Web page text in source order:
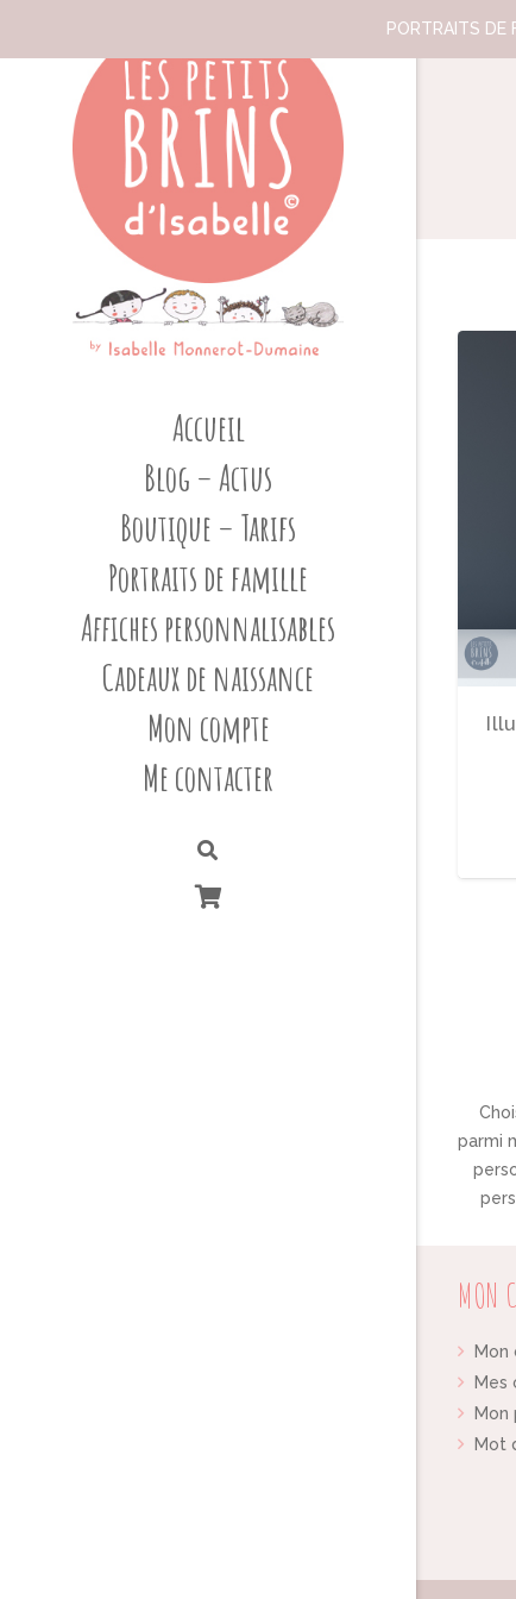
Accueil
Blog – Actus
Boutique – Tarifs
Portraits de famille
Affiches personnalisables
Cadeaux de naissance
Mon compte
Me contacter
parmi
MON
Mon
Mes
Mon
Mot
PORTRAITS